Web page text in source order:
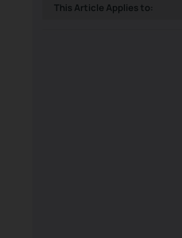
This Article Applies to: